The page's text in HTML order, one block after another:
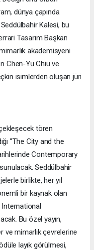
dünya çapında
Kalesi, bu
Tasarım Başkan
akademisyeni
Chen-Yu Chiu ve
isimlerden oluşan jüri
tören
"The City and the
Contemporary
Seddülbahir
birlikte, her yıl
bir kaynak olan
International
Bu özel yayın,
ve mimarlık çevrelerine
layık görülmesi,